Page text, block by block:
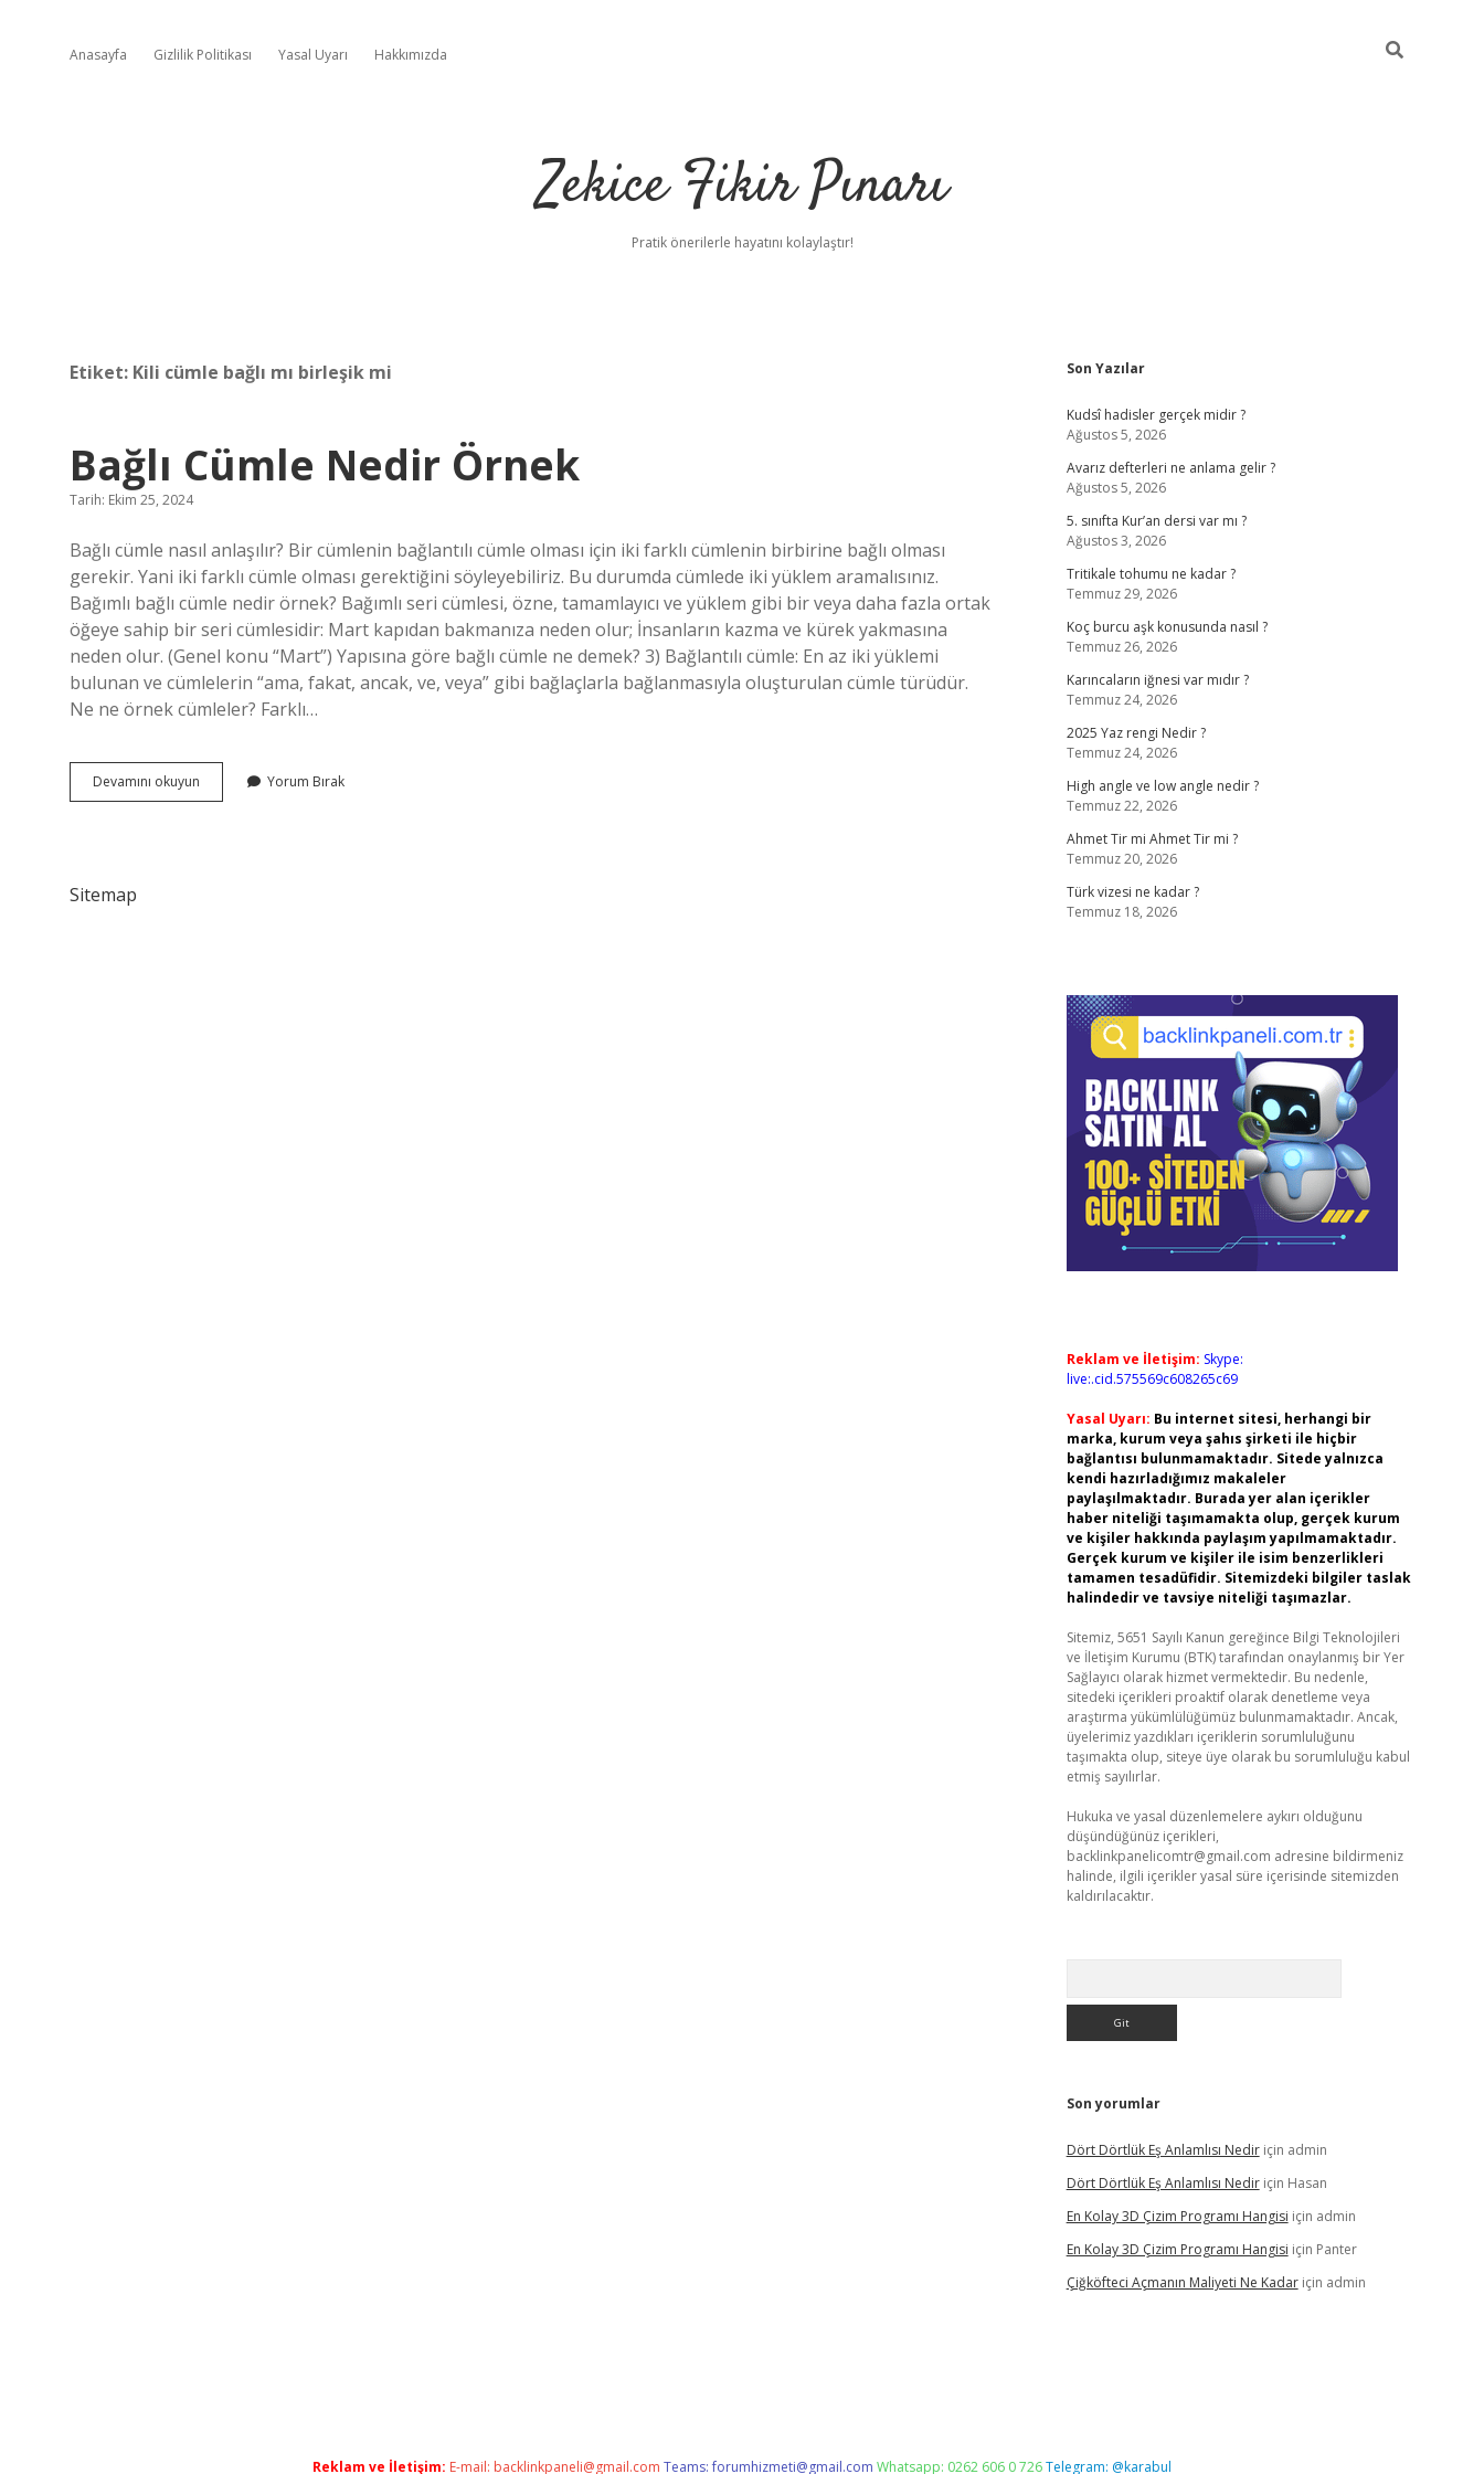
Anasayfa Gizlilik Politikası Yasal Uyarı Hakkımızda
Zekice Fikir Pınarı
Pratik önerilerle hayatını kolaylaştır!
Etiket: Kili cümle bağlı mı birleşik mi
Bağlı Cümle Nedir Örnek
Tarih: Ekim 25, 2024
Bağlı cümle nasıl anlaşılır? Bir cümlenin bağlantılı cümle olması için iki farklı cümlenin birbirine bağlı olması
gerekir. Yani iki farklı cümle olması gerektiğini söyleyebiliriz. Bu durumda cümlede iki yüklem aramalısınız.
Bağımlı bağlı cümle nedir örnek? Bağımlı seri cümlesi, özne, tamamlayıcı ve yüklem gibi bir veya daha fazla ortak
öğeye sahip bir seri cümlesidir: Mart kapıdan bakmanıza neden olur; İnsanların kazma ve kürek yakmasına
neden olur. (Genel konu “Mart”) Yapısına göre bağlı cümle ne demek? 3) Bağlantılı cümle: En az iki yüklemi
bulunan ve cümlelerin “ama, fakat, ancak, ve, veya” gibi bağlaçlarla bağlanmasıyla oluşturulan cümle türüdür.
Ne ne örnek cümleler? Farklı…
Devamını okuyun
Cümle
Yorum Bırak
Sitemap
Sidebar
Son Yazılar
Kudsî hadisler gerçek midir ?
Ağustos 5, 2026
Avarız defterleri ne anlama gelir ?
Ağustos 5, 2026
5. sınıfta Kur’an dersi var mı ?
Ağustos 3, 2026
Tritikale tohumu ne kadar ?
Temmuz 29, 2026
Koç burcu aşk konusunda nasıl ?
Temmuz 26, 2026
Karıncaların iğnesi var mıdır ?
Temmuz 24, 2026
2025 Yaz rengi Nedir ?
Temmuz 24, 2026
High angle ve low angle nedir ?
Temmuz 22, 2026
Ahmet Tir mi Ahmet Tir mi ?
Temmuz 20, 2026
Türk vizesi ne kadar ?
Temmuz 18, 2026
Reklam ve İletişim: Skype:
live:.cid.575569c608265c69
Yasal Uyarı: Bu internet sitesi, herhangi bir
marka, kurum veya şahıs şirketi ile hiçbir
bağlantısı bulunmamaktadır. Sitede yalnızca
kendi hazırladığımız makaleler
paylaşılmaktadır. Burada yer alan içerikler
haber niteliği taşımamakta olup, gerçek kurum
ve kişiler hakkında paylaşım yapılmamaktadır.
Gerçek kurum ve kişiler ile isim benzerlikleri
tamamen tesadüfidir. Sitemizdeki bilgiler taslak
halindedir ve tavsiye niteliği taşımazlar.
Sitemiz, 5651 Sayılı Kanun gereğince Bilgi Teknolojileri
ve İletişim Kurumu (BTK) tarafından onaylanmış bir Yer
Sağlayıcı olarak hizmet vermektedir. Bu nedenle,
sitedeki içerikleri proaktif olarak denetleme veya
araştırma yükümlülüğümüz bulunmamaktadır. Ancak,
üyelerimiz yazdıkları içeriklerin sorumluluğunu
taşımakta olup, siteye üye olarak bu sorumluluğu kabul
etmiş sayılırlar.
Hukuka ve yasal düzenlemelere aykırı olduğunu
düşündüğünüz içerikleri,
backlinkpanelicomtr@gmail.com adresine bildirmeniz
halinde, ilgili içerikler yasal süre içerisinde sitemizden
kaldırılacaktır.
Son yorumlar
Dört Dörtlük Eş Anlamlısı Nediriçin admin
Dört Dörtlük Eş Anlamlısı Nediriçin Hasan
En Kolay 3D Çizim Programı Hangisi için admin
En Kolay 3D Çizim Programı Hangisi için Panter
Çiğköfteci Açmanın Maliyeti Ne Kadariçin admin
Reklam ve İletişim: E-mail: backlinkpaneli@gmail.com Teams:forumhizmeti@gmail.com Whatsapp: 0262 606 0 726Telegram: @karabul